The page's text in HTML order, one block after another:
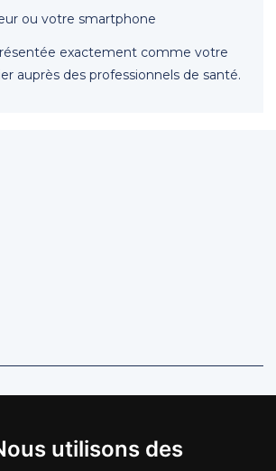
utilisons des
ou votre smartphone
exactement comme votre
auprès des professionnels de santé.